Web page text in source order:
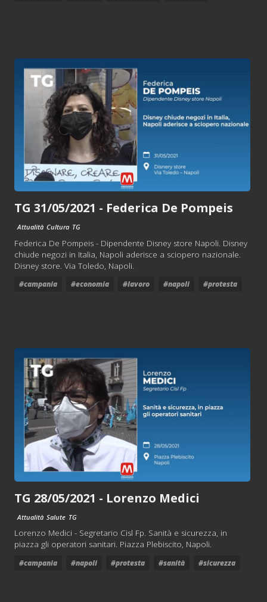
TG 31/05/2021 - Federica De Pompeis
Attualità Cultura TG
Federica De Pompeis - Dipendente Disney store Napoli. Disney
chiude negozi in Italia, Napoli aderisce a sciopero nazionale.
Disney store. Via Toledo, Napoli.
#campania #economia #lavoro #napoli #protesta
TG 28/05/2021 - Lorenzo Medici
Attualità Salute TG
Lorenzo Medici - Segretario Cisl Fp. Sanità e sicurezza, in
piazza gli operatori sanitari. Piazza Plebiscito, Napoli.
#campania #napoli #protesta #sanità #sicurezza